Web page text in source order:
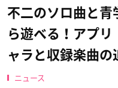
不二のソロ曲と青
ら遊べる！アプリ
ャラと収録楽曲の
ニュース